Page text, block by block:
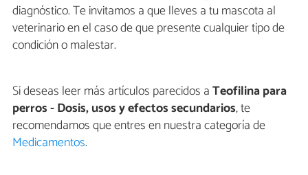
diagnóstico. Te invitamos a que lleves a tu mascota al
veterinario en el caso de que presente cualquier tipo de
condición o malestar.
Si deseas leer más artículos parecidos aTeofilina para
perros - Dosis, usos y efectos secundarios, te
recomendamos que entres en nuestra categoría de
Medicamentos.